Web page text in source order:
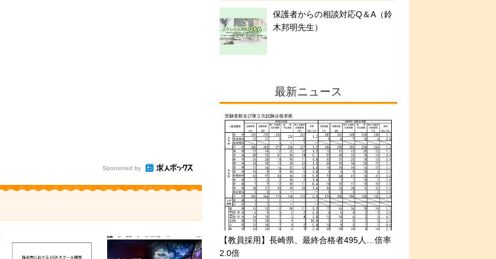
Sponsored by
保護者からの相談対応Q＆A（鈴
木邦明先生）
最新ニュース
【教員採用】長崎県、最終合格者495人…倍率
2.0倍